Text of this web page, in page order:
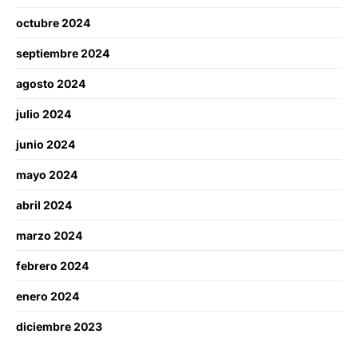
octubre 2024
septiembre 2024
agosto 2024
julio 2024
junio 2024
mayo 2024
abril 2024
marzo 2024
febrero 2024
enero 2024
diciembre 2023